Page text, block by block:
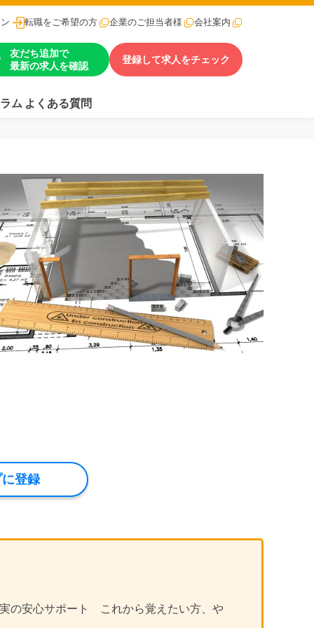
転職をご希望の方 企業のご担当者様 会社案内
友だち追加で
最新の求人を確認
登録して求人をチェック
ム よくある質問
の安心サポート これから覚えたい方、や